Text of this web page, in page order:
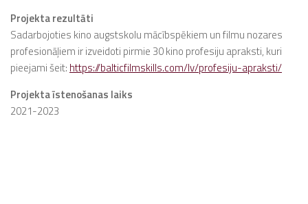
Projekta rezultāti
Sadarbojoties kino augstskolu mācībspēkiem un filmu nozares
profesionāļiem ir izveidoti pirmie 30 kino profesiju apraksti, kuri
pieejami šeit: https://balticfilmskills.com/lv/profesiju-apraksti/
Projekta īstenošanas laiks
2021-2023